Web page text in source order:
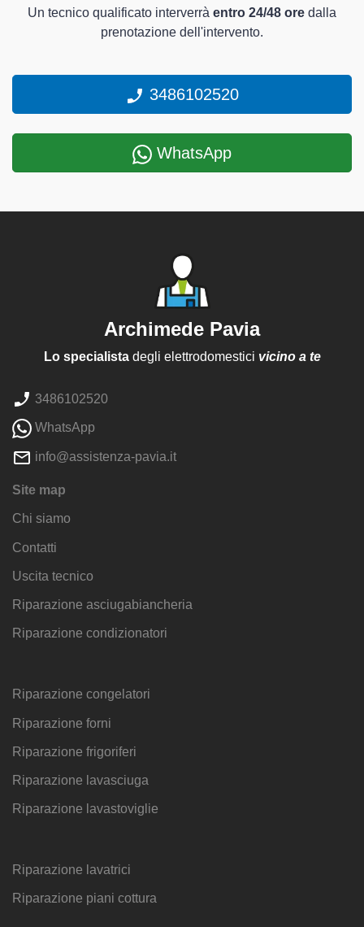
Un tecnico qualificato interverrà entro 24/48 ore dalla
prenotazione dell'intervento.
3486102520
WhatsApp
Archimede Pavia
Lo specialistadegli elettrodomestici vicino a te
3486102520
WhatsApp
info@assistenza-pavia.it
Site map
Chi siamo
Contatti
Uscita tecnico
Riparazione asciugabiancheria
Riparazione condizionatori
Riparazione congelatori
Riparazione forni
Riparazione frigoriferi
Riparazione lavasciuga
Riparazione lavastoviglie
Riparazione lavatrici
Riparazione piani cottura